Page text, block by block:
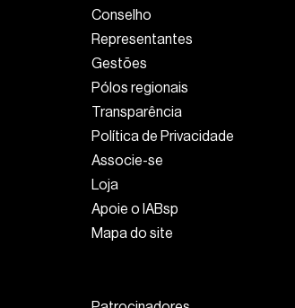
Conselho
Representantes
Gestões
Pólos regionais
Transparência
Política de Privacidade
Associe-se
Loja
Apoie o IABsp
Mapa do site